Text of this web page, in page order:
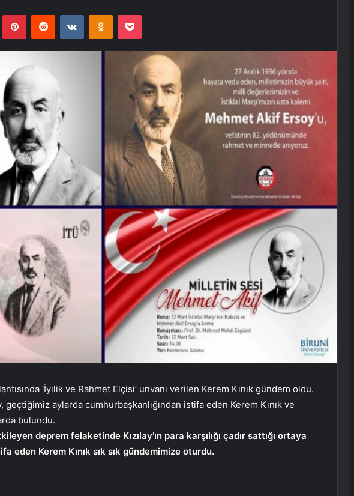
PinterestReddit VKontakteOdnoklassniki
Pocket
‘İyilik ve Rahmet Elçisi’ unvanı verilen Kerem Kınık gündem oldu.
aylarda cumhurbaşkanlığından istifa eden Kerem Kınık ve
bulundu.
deprem felaketinde Kızılay’ın para karşılığı çadır sattığı ortaya
eden Kerem Kınık sık sık gündemimize oturdu.